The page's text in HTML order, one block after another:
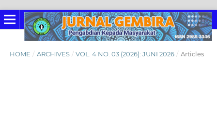
HOME / ARCHIVES / VOL. 4 NO. 03 (2026): JUNI 2026 / Articles